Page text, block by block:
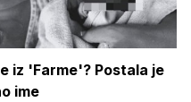
iz 'Farme'? Postala je
ime